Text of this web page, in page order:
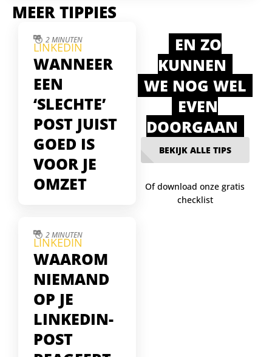
MEER TIPPIES
2 MINUTEN
LINKEDIN
WANNEER
EEN
‘SLECHTE’
POST JUIST
GOED IS
VOOR JE
OMZET
reacties. Maar juist die
stille posts blijken
gelezen te worden
door je echte
doelgroep. In deze tip
ontdek je waarom
zichtbare interactie
niet altijd gelijkstaat
aan succes, en leer je
2 MINUTEN
LINKEDIN
WAAROM
NIEMAND
OP JE
LINKEDIN-
POST
EN ZO
KUNNEN
WE NOG WEL
EVEN
DOORGAAN
BEKIJK ALLE TIPS
Of download onze gratis
checklist